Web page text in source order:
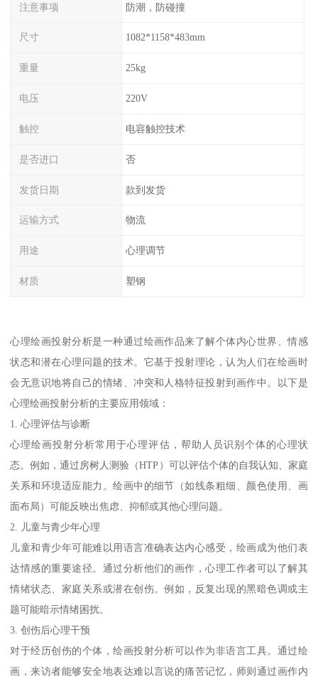
注意事项 防潮，防碰撞
尺寸 1082*1158*483mm
重量 25kg
电压 220V
触控 电容触控技术
是否进口 否
发货日期 款到发货
运输方式 物流
用途 心理调节
材质 塑钢
心理绘画投射分析是一种通过绘画作品来了解个体内心世界、情感
状态和潜在心理问题的技术。它基于投射理论，认为人们在绘画时
会无意识地将自己的情绪、冲突和人格特征投射到画作中。以下是
心理绘画投射分析的主要应用领域：
1. 心理评估与诊断
心理绘画投射分析常用于心理评估，帮助人员识别个体的心理状
态。例如，通过房树人测验（HTP）可以评估个体的自我认知、家庭
关系和环境适应能力。绘画中的细节（如线条粗细、颜色使用、画
面布局）可能反映出焦虑、抑郁或其他心理问题。
2. 儿童与青少年心理
儿童和青少年可能难以用语言准确表达内心感受，绘画成为他们表
达情感的重要途径。通过分析他们的画作，心理工作者可以了解其
情绪状态、家庭关系或潜在创伤。例如，反复出现的黑暗色调或主
题可能暗示情绪困扰。
3. 创伤后心理干预
对于经历创伤的个体，绘画投射分析可以作为非语言工具。通过绘
画，来访者能够安全地表达难以言说的痛苦记忆，师则通过画作内